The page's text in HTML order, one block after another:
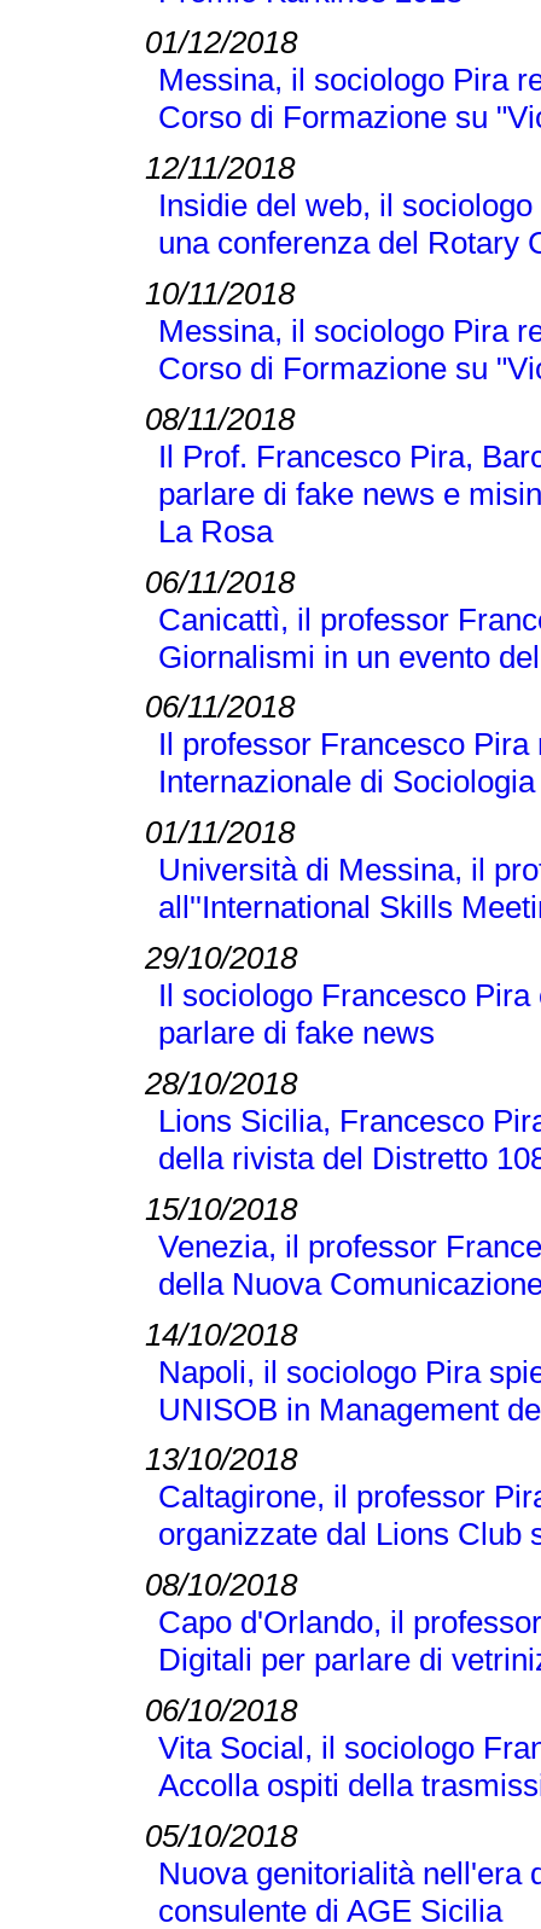
01/12/2018
Messina, il sociologo Pira
Corso di Formazione su
12/11/2018
Insidie del web, il
una conferenza del Rotary
10/11/2018
Messina, il sociologo Pira
Corso di Formazione su
08/11/2018
Il Prof. Francesco Pira,
parlare di fake news e
La Rosa
06/11/2018
Canicattì, il professor
Giornalismi in un evento
06/11/2018
Il professor Francesco
Internazionale di
01/11/2018
Università di Messina, il
all''International Skills
29/10/2018
Il sociologo Francesco
parlare di fake news
28/10/2018
Lions Sicilia, Francesco
della rivista del Distretto
15/10/2018
Venezia, il professor
della Nuova
14/10/2018
Napoli, il sociologo Pira
UNISOB in Management
13/10/2018
Caltagirone, il professor
organizzate dal Lions Club
08/10/2018
Capo d'Orlando, il
Digitali per parlare di
06/10/2018
Vita Social, il sociologo
Accolla ospiti della
05/10/2018
Nuova genitorialità nell'era
consulente di AGE Sicilia